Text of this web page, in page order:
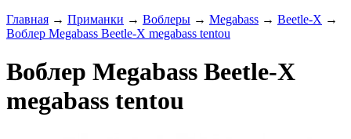
Главная → Приманки → Воблеры → Megabass → Beetle-X →
Воблер Megabass Beetle-X megabass tentou
Воблер Megabass Beetle-X
megabass tentou